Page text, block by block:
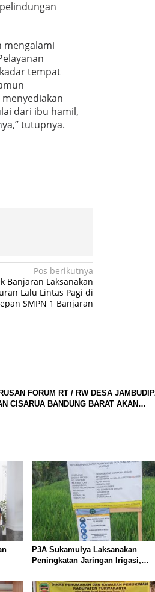
mengalami
tempat
dari ibu hamil,
tutupnya.
Pos berikutnya
Banjaran Laksanakan
Lalu Lintas Pagi di
SMPN 1 Banjaran
FORUM RT / RW DESA
CISARUA BANDUNG BARAT AKAN
P3A Sukamulya Laksanakan
Peningkatan Jaringan Irigasi,
Tegalwaru